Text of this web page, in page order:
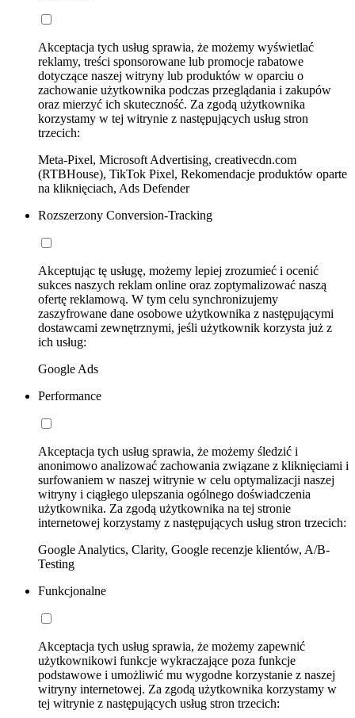
Akceptacja tych usług sprawia, że możemy wyświetlać
reklamy, treści sponsorowane lub promocje rabatowe
dotyczące naszej witryny lub produktów w oparciu o
zachowanie użytkownika podczas przeglądania i zakupów
oraz mierzyć ich skuteczność. Za zgodą użytkownika
korzystamy w tej witrynie z następujących usług stron
trzecich:
Meta-Pixel, Microsoft Advertising, creativecdn.com
(RTBHouse), TikTok Pixel, Rekomendacje produktów oparte
na kliknięciach, Ads Defender
Rozszerzony Conversion-Tracking
Akceptując tę usługę, możemy lepiej zrozumieć i ocenić
sukces naszych reklam online oraz zoptymalizować naszą
ofertę reklamową. W tym celu synchronizujemy
zaszyfrowane dane osobowe użytkownika z następującymi
dostawcami zewnętrznymi, jeśli użytkownik korzysta już z
ich usług:
Google Ads
Performance
Akceptacja tych usług sprawia, że możemy śledzić i
anonimowo analizować zachowania związane z kliknięciami i
surfowaniem w naszej witrynie w celu optymalizacji naszej
witryny i ciągłego ulepszania ogólnego doświadczenia
użytkownika. Za zgodą użytkownika na tej stronie
internetowej korzystamy z następujących usług stron trzecich:
Google Analytics, Clarity, Google recenzje klientów, A/B-
Testing
Funkcjonalne
Akceptacja tych usług sprawia, że możemy zapewnić
użytkownikowi funkcje wykraczające poza funkcje
podstawowe i umożliwić mu wygodne korzystanie z naszej
witryny internetowej. Za zgodą użytkownika korzystamy w
tej witrynie z następujących usług stron trzecich: